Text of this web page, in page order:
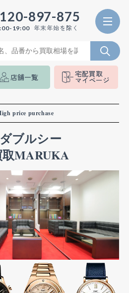
897-875
19:00 年末年始を除く
店舗一覧 宅配買取
マイページ
ブルシー
MARUKA
price purchase